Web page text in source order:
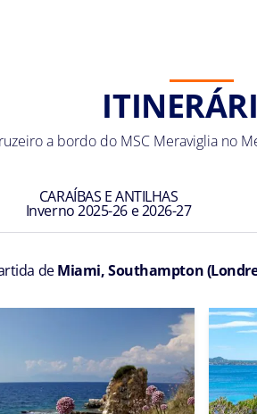
a bordo do MSC Meraviglia no
CARAÍBAS E ANTILHAS
Inverno 2025-26 e 2026-27
deMiami, Southampton